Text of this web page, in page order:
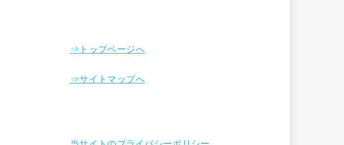
⇒トップページへ
⇒サイトマップへ